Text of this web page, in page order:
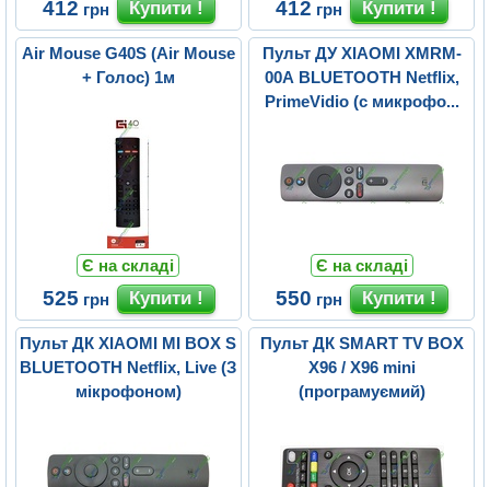
412 грн 412 грн
Air Mouse G40S (Air Mouse
+ Голос) 1м
Є на складі
525 грн
Пульт ДУ XIAOMI XMRM-
00A BLUETOOTH Netflix,
PrimeVidio (с микрофо...
Є на складі
550 грн
Пульт ДК XIAOMI MI BOX S
BLUETOOTH Netflix, Live (З
мікрофоном)
Пульт ДК SMART TV BOX
X96 / X96 mini
(програмуємий)